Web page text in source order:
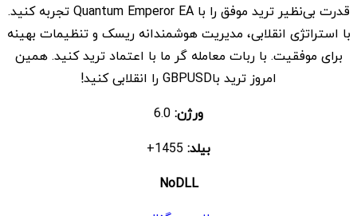
$ 999
بود.
$ 14
است.
قدرت بی‌نظیر ترید موفق را با Quantum Emperor EA تجربه کنید.
با استراتژی انقلابی، مدیریت هوشمندانه ریسک و تنظیمات بهینه
برای موفقیت. با ربات معامله گر ما با اعتماد ترید کنید. همین
امروز ترید باGBPUSD را انقلابی کنید!
ورژن:
بیلد:
NoDLL